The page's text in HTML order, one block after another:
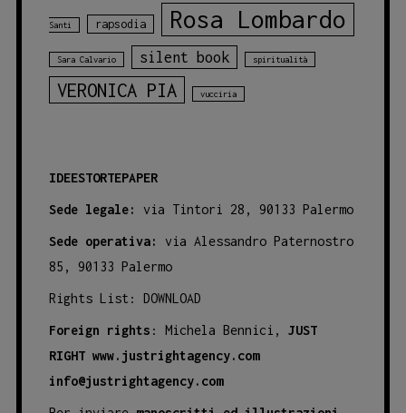
Santi rapsodia Rosa Lombardo
Sara Calvario silent book spiritualità
VERONICA PIA vucciria
IDEESTORTEPAPER
Sede legale: via Tintori 28, 90133 Palermo
Sede operativa:
via Alessandro Paternostro
85, 90133 Palermo
Rights List: DOWNLOAD
Foreign rights : Michela Bennici, JUST
RIGHT www.justrightagency.com
info@justrightagency.com